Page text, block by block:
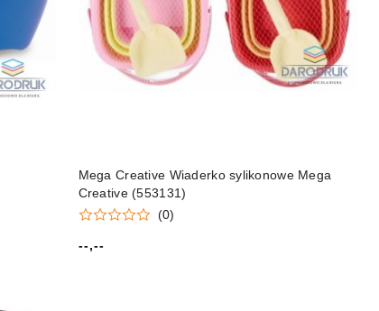
Mega Creative Wiaderko sylikonowe Mega
Creative (553131)
(0)
Cena:
--,--